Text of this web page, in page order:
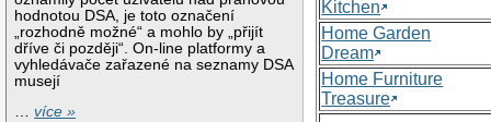
hodnotou DSA, je toto označení
„rozhodně možné“ a mohlo by „přijít
dříve či později“. On-line platformy a
vyhledávače zařazené na seznamy DSA
musejí
…více »
Kitchen
Home Garden
Dream
Home Furniture
Treasure